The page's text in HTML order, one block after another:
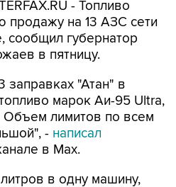
сообщил губернатор
в пятницу.
"Атан" в
лимитов по всем
- написал
в Max.
в одну машину,